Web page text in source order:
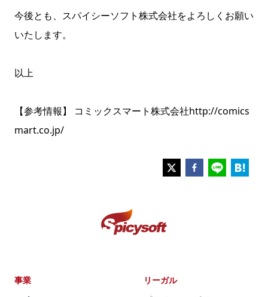
今後とも、スパイシーソフト株式会社をよろしくお願い
いたします。
以上
【参考情報】 コミックスマート株式会社http://comics
mart.co.jp/
事業
リーガル